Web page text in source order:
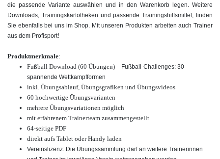
die passende Variante auswählen und in den Warenkorb legen. Weitere
Downloads, Trainingskartotheken und passende Trainingshilfsmittel, finden
Sie ebenfalls bei uns im Shop. Mit unseren Produkten arbeiten auch Trainer
aus dem Profisport!
Produktmerkmale:
Fußball Download (60 Übungen) - Fußball-Challenges: 30
spannende Wettkampfformen
inkl. Übungsablauf, Übungsgrafiken und Übungsvideos
60 hochwertige Übungsvarianten
mehrere Übungsvariationen möglich
mit erfahrenem Trainerteam zusammengestellt
64-seitige PDF
direkt aufs Tablet oder Handy laden
Vereinslizenz: Die Übungssammlung darf an weitere Trainerinnen